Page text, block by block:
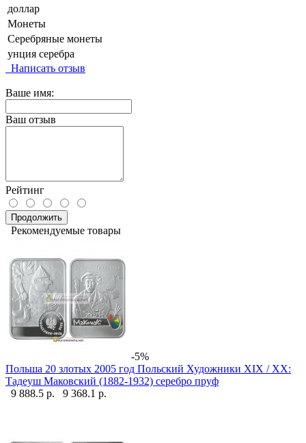
доллар
Монеты
Серебряные монеты
унция серебра
Написать отзыв
Ваше имя:
Ваш отзыв
Рейтинг
Продолжить
Рекомендуемые товары
-5%
Польша 20 злотых 2005 год Польский Художники XIX / XX:
Тадеуш Маковский (1882-1932) серебро пруф
9 888.5 р.
9 368.1 р.